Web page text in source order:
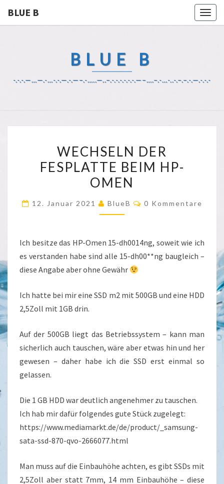
BLUE B
BLUE B
-.-.-.—…—.-…-.-.—.-.—–.-…..—..–.-.-.-.-.-.-.—–….–.-…-..-.–.–.-.—.-.-.-
DER
FESPLATTE
BEIM
OMEN
WECHSELN DER
FESPLATTE BEIM HP-
OMEN
12. Januar 2021 BlueB Kommentare
0 Kommentare
Ich besitze das HP-Omen 15-dh0014ng, soweit wie ich
es verstanden habe sind alle 15-dh00**ng baugleich –
diese Angabe aber ohne Gewähr
Ich hatte bei mir eine SSD m2 mit 500GB und eine HDD
2,5Zoll mit 1GB drin.
Auf der 500GB liegt das Betriebssystem – kann man
sicherlich auch tauschen, wäre aber etwas hin und her
gewesen – daher habe ich die SSD erst einmal so
gelassen.
Die 1 GB HDD war deutlich angenehmer zu tauschen.
Ich hab mir dafür folgendes gute Stück zugelegt:
https://www.mediamarkt.de/de/product/_samsung-
sata-ssd-870-qvo-2666077.html
Man muss auf die Einbauhöhe achten, es gibt SSDs mit
2,5Zoll aber statt 7mm, 14 mm Einbauhöhe – diese